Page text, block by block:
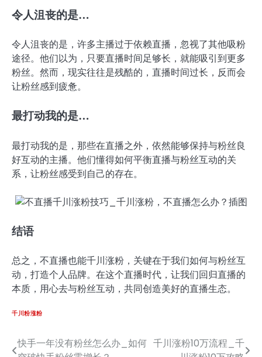
令人沮丧的是…
令人沮丧的是，许多主播过于依赖直播，忽视了其他吸粉
途径。他们以为，只要直播时间足够长，就能吸引到更多
粉丝。然而，现实往往是残酷的，直播时间过长，反而会
让粉丝感到疲惫。
最打动我的是…
最打动我的是，那些在直播之外，依然能够保持与粉丝良
好互动的主播。他们懂得如何平衡直播与粉丝互动的关
系，让粉丝感受到自己的存在。
结语
总之，不直播也能千川涨粉，关键在于我们如何与粉丝互
动，打造个人品牌。在这个直播时代，让我们回归直播的
本质，用心去与粉丝互动，共同创造美好的直播生态。
千川粉涨粉
文快手一年没有粉丝怎么办_如何 千川涨粉10万流程_千